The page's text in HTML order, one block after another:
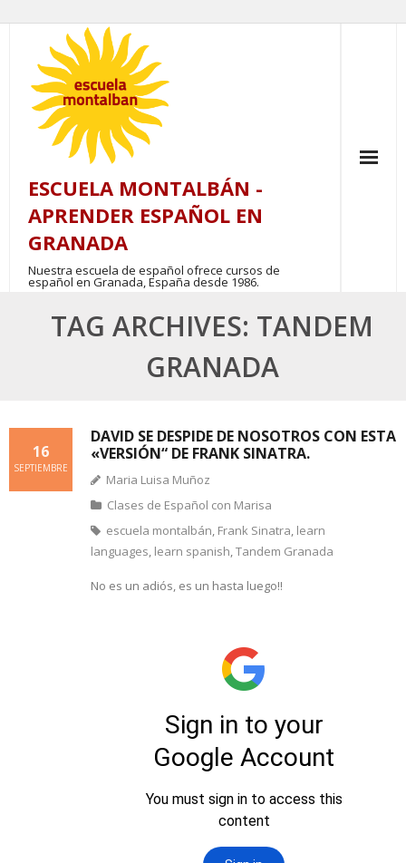
content
ESCUELA MONTALBÁN -
APRENDER ESPAÑOL EN
GRANADA
Nuestra escuela de español ofrece cursos de
español en Granada, España desde 1986.
TAG ARCHIVES: TANDEM
GRANADA
DAVID SE DESPIDE DE NOSOTROS CON ESTA
«VERSIÓN“ DE FRANK SINATRA.
16
SEPTIEMBRE
Maria Luisa Muñoz
Clases de Español con Marisa
escuela montalbán, Frank Sinatra, learn
languages, learn spanish,Tandem Granada
No es un adiós, es un hasta luego!!